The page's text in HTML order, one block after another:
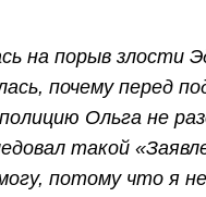
на порыв злости
почему перед
Ольга не
такой
потому что я